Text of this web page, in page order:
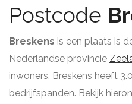
Postcode
Breskens is een plaats is
Nederlandse provincie
inwoners. Breskens heeft
bedrijfspanden. Bekijk